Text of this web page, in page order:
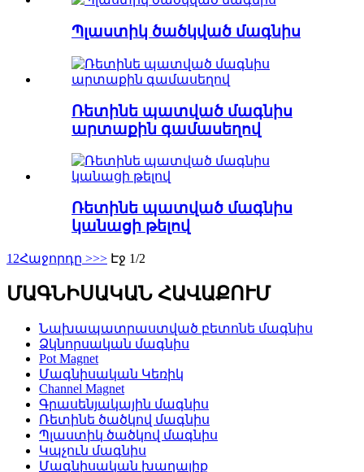
Պլաստիկ ծածկված մագնիս
Ռետինե պատված մագնիս
արտաքին գամասեղով
Ռետինե պատված մագնիս
կանացի թելով
1 2Հաջորդը >>> Էջ 1/2
ՄԱԳՆԻՍԱԿԱՆ ՀԱՎԱՔՈՒՄ
Նախապատրաստված բետոնե մագնիս
Ձկնորսական մագնիս
Pot Magnet
Մագնիսական Կեռիկ
Channel Magnet
Գրասենյակային մագնիս
Ռետինե ծածկով մագնիս
Պլաստիկ ծածկով մագնիս
Կպչուն մագնիս
Մագնիսական խաղալիք